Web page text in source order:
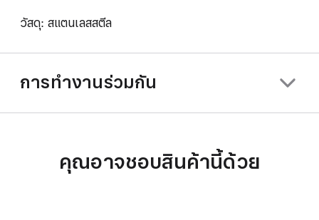
วัสดุ: สแตนเลสสตีล
การทำงานร่วมกัน
คุณอาจชอบสินค้านี้ด้วย